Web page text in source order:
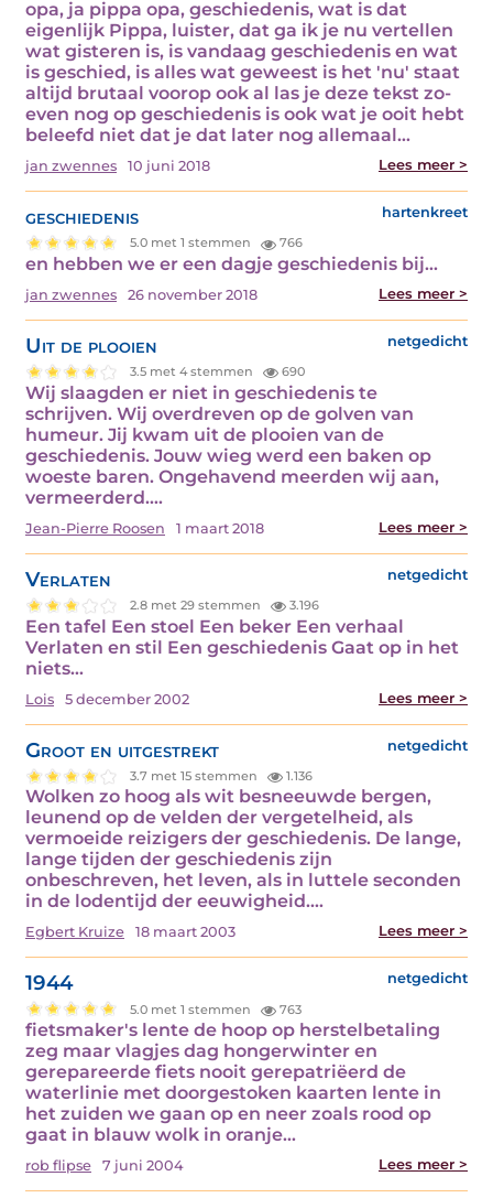
opa, ja pippa opa, geschiedenis, wat is dat
eigenlijk Pippa, luister, dat ga ik je nu vertellen
wat gisteren is, is vandaag geschiedenis en wat
is geschied, is alles wat geweest is het 'nu' staat
altijd brutaal voorop ook al las je deze tekst zo-
even nog op geschiedenis is ook wat je ooit hebt
beleefd niet dat je dat later nog allemaal…
jan zwennes 10 juni 2018 Lees meer >
geschiedenis hartenkreet
5.0 met 1 stemmen 766
en hebben we er een dagje geschiedenis bij…
jan zwennes 26 november 2018 Lees meer >
Uit de plooien netgedicht
3.5 met 4 stemmen 690
Wij slaagden er niet in geschiedenis te
schrijven. Wij overdreven op de golven van
humeur. Jij kwam uit de plooien van de
geschiedenis. Jouw wieg werd een baken op
woeste baren. Ongehavend meerden wij aan,
vermeerderd.…
Jean-Pierre Roosen 1 maart 2018 Lees meer >
Verlaten netgedicht
2.8 met 29 stemmen 3.196
Een tafel Een stoel Een beker Een verhaal
Verlaten en stil Een geschiedenis Gaat op in het
niets…
Lois 5 december 2002 Lees meer >
Groot en uitgestrekt netgedicht
3.7 met 15 stemmen 1.136
Wolken zo hoog als wit besneeuwde bergen,
leunend op de velden der vergetelheid, als
vermoeide reizigers der geschiedenis. De lange,
lange tijden der geschiedenis zijn
onbeschreven, het leven, als in luttele seconden
in de lodentijd der eeuwigheid.…
Egbert Kruize 18 maart 2003 Lees meer >
1944 netgedicht
5.0 met 1 stemmen 763
fietsmaker's lente de hoop op herstelbetaling
zeg maar vlagjes dag hongerwinter en
gerepareerde fiets nooit gerepatriëerd de
waterlinie met doorgestoken kaarten lente in
het zuiden we gaan op en neer zoals rood op
gaat in blauw wolk in oranje…
rob flipse 7 juni 2004 Lees meer >